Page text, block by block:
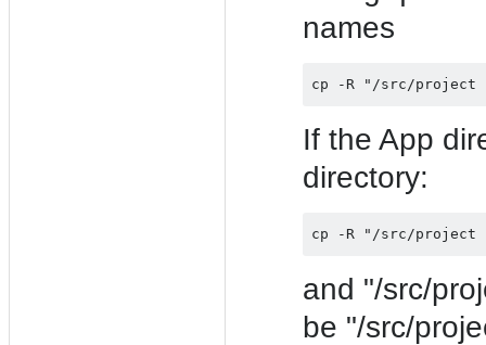
names
If the App
directory:
and "/src/
be "/src/